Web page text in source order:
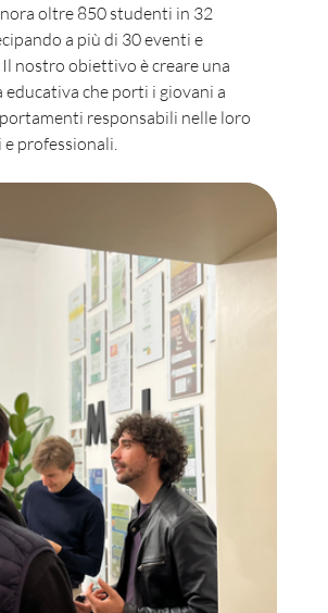
oltre 850 studenti in 32
a più di 30 eventi e
nostro obiettivo è creare una
educativa che porti i giovani a
responsabili nelle loro
professionali.